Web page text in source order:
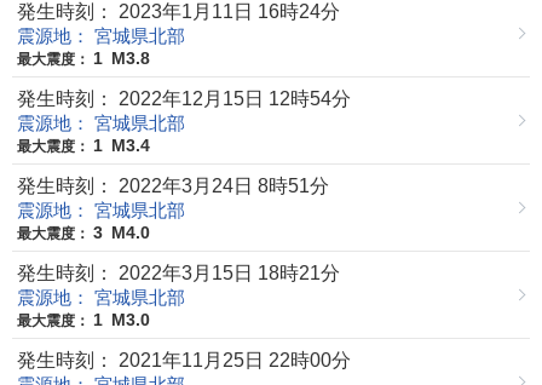
発生時刻： 2023年1月11日 16時24分
震源地： 宮城県北部
最大震度： 1 M3.8
発生時刻： 2022年12月15日 12時54分
震源地： 宮城県北部
最大震度： 1 M3.4
発生時刻： 2022年3月24日 8時51分
震源地： 宮城県北部
最大震度： 3 M4.0
発生時刻： 2022年3月15日 18時21分
震源地： 宮城県北部
最大震度： 1 M3.0
発生時刻： 2021年11月25日 22時00分